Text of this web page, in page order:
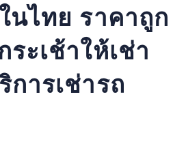
นไทย ราคาถูก
ะเช้าให้เช่า
การเช่ารถ